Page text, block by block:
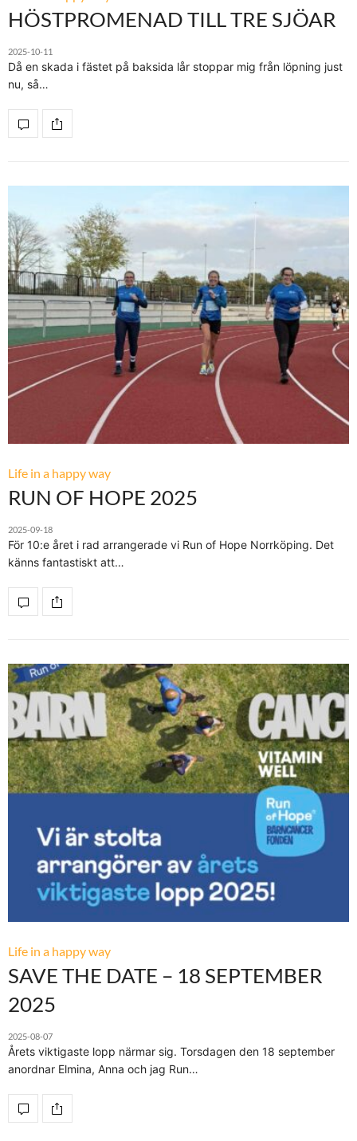
HÖSTPROMENAD TILL TRE SJÖAR
2025-10-11
Då en skada i fästet på baksida lår stoppar mig från löpning just
nu, så…
Life in a happy way
RUN OF HOPE 2025
2025-09-18
För 10:e året i rad arrangerade vi Run of Hope Norrköping. Det
känns fantastiskt att…
Life in a happy way
SAVE THE DATE – 18 SEPTEMBER
2025
2025-08-07
Årets viktigaste lopp närmar sig. Torsdagen den 18 september
anordnar Elmina, Anna och jag Run…